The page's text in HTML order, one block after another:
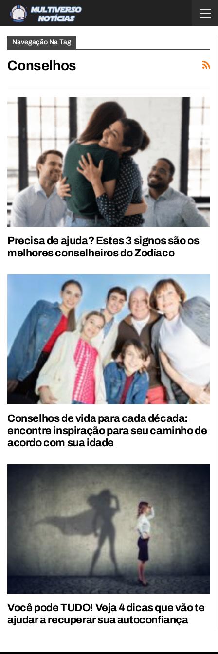
Navegação Na Tag
Conselhos
Precisa de ajuda? Estes 3 signos são os
melhores conselheiros do Zodíaco
Conselhos de vida para cada década:
encontre inspiração para seu caminho de
acordo com sua idade
Você pode TUDO! Veja 4 dicas que vão te
ajudar a recuperar sua autoconfiança